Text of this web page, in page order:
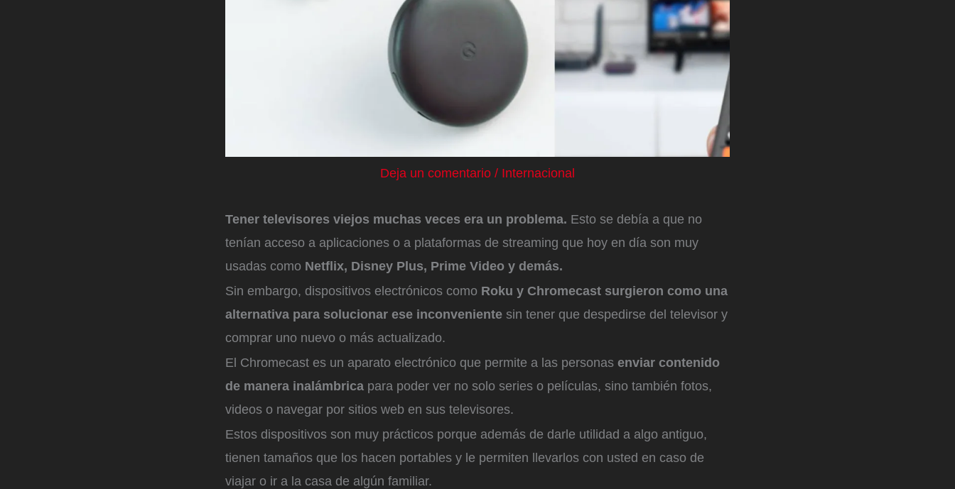
Deja un comentario / Internacional
Tener televisores viejos muchas veces era un problema. Esto se debía a que no
tenían acceso a aplicaciones o a plataformas de streaming que hoy en día son muy
usadas como Netflix, Disney Plus, Prime Video y demás.
Sin embargo, dispositivos electrónicos como Roku y Chromecast surgieron como una
alternativa para solucionar ese inconveniente sin tener que despedirse del televisor y
comprar uno nuevo o más actualizado.
El Chromecast es un aparato electrónico que permite a las personas enviar contenido
de manera inalámbrica para poder ver no solo series o películas, sino también fotos,
videos o navegar por sitios web en sus televisores.
Estos dispositivos son muy prácticos porque además de darle utilidad a algo antiguo,
tienen tamaños que los hacen portables y le permiten llevarlos con usted en caso de
viajar o ir a la casa de algún familiar.